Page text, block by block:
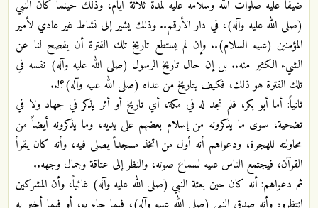
ضيفاً عليه صلوات الله وسلامه عليه لمدة ثلاثة أيام، وذلك حينما كان النبي
(صلى الله عليه وآله)، في دار الأرقم.. وذلك يشير إلى نشاط غير عادي لأمير
المؤمنين (عليه السلام).. وإن لم يستطع تاريخ تلك الفترة أن يفصح لنا عن
الشيء الكثير منه.. بل إن حال تاريخ الرسول (صلى الله عليه وآله) نفسه في
تلك الفترة هو ذلك، فكيف بتاريخ من عداه (صلى الله عليه وآله)؟!..
ثانياً: أما أبو بكر، فلم نجد له في مكة، أي تاريخ أو أثر يذكر في جهاد ولا في
تضحية، سوى ما يذكرونه من إسلام بعضهم على يديه، وما يذكرونه أيضاً من
محاولته للهجرة، ودعواهم أنه أول من اتخذ مسجداً يصلى فيه، وأنه كان يقرأ
القرآن، فيجتمع الناس عليه لسماع صوته، والنظر إلى عتاقة وجمال وجهه..
ثم دعواهم: أنه كان حين بعثة النبي (صلى الله عليه وآله) غائباً، وأن المشركين